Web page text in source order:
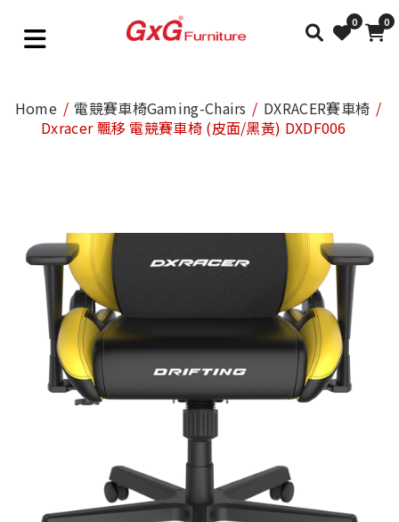
0 0
Home 電競賽車椅Gaming-Chairs
DXRACER賽車椅
Dxracer 飄移 電競賽車椅 (皮面/黑黃) DXDF006